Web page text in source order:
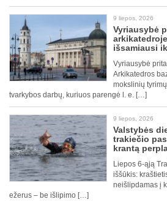
9 liepos, 2026
Vyriausybė
išsamiausi
Vyriausybė
Arkikatedros
mokslinių
tvarkybos darbų, kuriuos parengė l. e. […]
9 liepos, 2026
Valstybės
trakiečio
krantą
Liepos 6-ąją
iššūkis:
neišlipdamas į
ežerus – be išlipimo […]